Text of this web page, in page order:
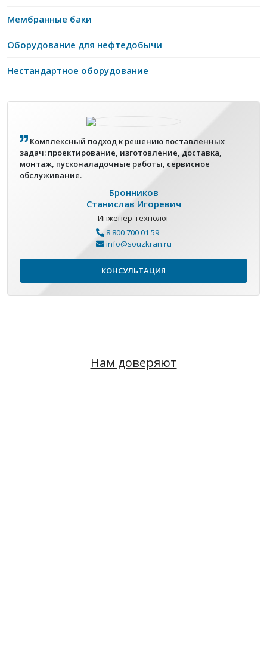
Мембранные баки
Оборудование для нефтедобычи
Нестандартное оборудование
Комплексный подход к решению поставленных
задач: проектирование, изготовление, доставка,
монтаж, пусконаладочные работы, сервисное
обслуживание.
Бронников
Станислав Игоревич
Инженер-технолог
8 800 700 01 59
info@souzkran.ru
КОНСУЛЬТАЦИЯ
Нам доверяют